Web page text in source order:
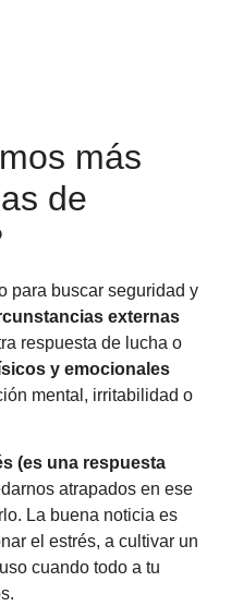
más
de
para buscar seguridad y
externas
respuesta de lucha o
y emocionales
mental, irritabilidad o
(es una respuesta
atrapados en ese
La buena noticia es
el estrés, a cultivar un
cuando todo a tu